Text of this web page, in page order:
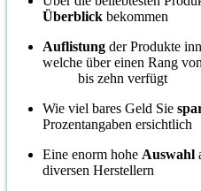
Überblick bekommen
Auflistung der Produkte
welche über einen Rang
bis zehn verfügt
Wie viel bares Geld Sie
Prozentangaben ersichtlich
Eine enorm hohe Auswahl
diversen Herstellern